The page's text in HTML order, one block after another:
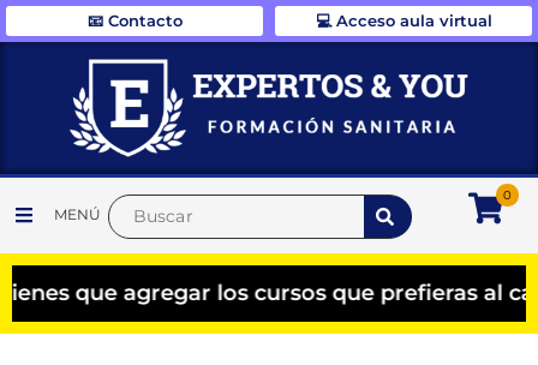
📧 Contacto 💻 Acceso aula virtual
MENÚ
0
que agregar los cursos que prefieras al